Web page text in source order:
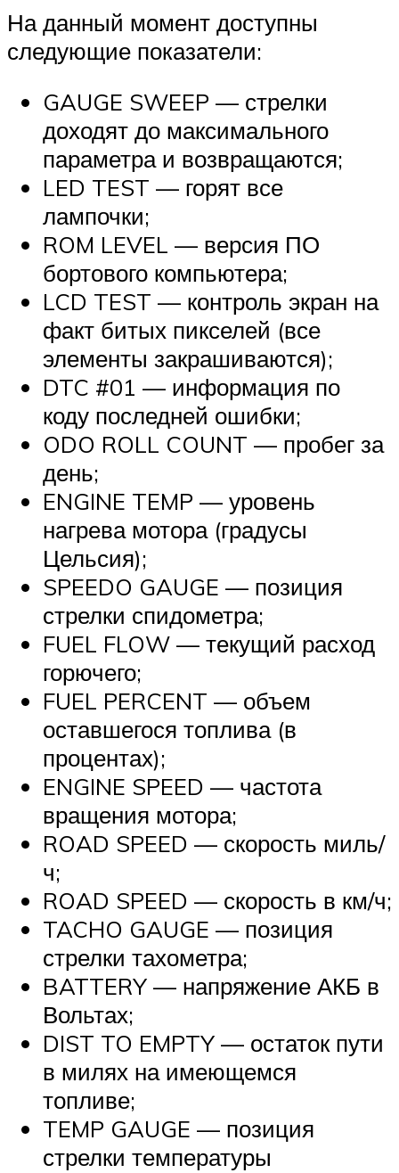
На данный момент доступны
следующие показатели:
GAUGE SWEEP — стрелки
доходят до максимального
параметра и возвращаются;
LED TEST — горят все
лампочки;
ROM LEVEL — версия ПО
бортового компьютера;
LCD TEST — контроль экран на
факт битых пикселей (все
элементы закрашиваются);
DTC #01 — информация по
коду последней ошибки;
ODO ROLL COUNT — пробег за
день;
ENGINE TEMP — уровень
нагрева мотора (градусы
Цельсия);
SPEEDO GAUGE — позиция
стрелки спидометра;
FUEL FLOW — текущий расход
горючего;
FUEL PERCENT — объем
оставшегося топлива (в
процентах);
ENGINE SPEED — частота
вращения мотора;
ROAD SPEED — скорость миль/
ч;
ROAD SPEED — скорость в км/ч;
TACHO GAUGE — позиция
стрелки тахометра;
BATTERY — напряжение АКБ в
Вольтах;
DIST TO EMPTY — остаток пути
в милях на имеющемся
топливе;
TEMP GAUGE — позиция
стрелки температуры